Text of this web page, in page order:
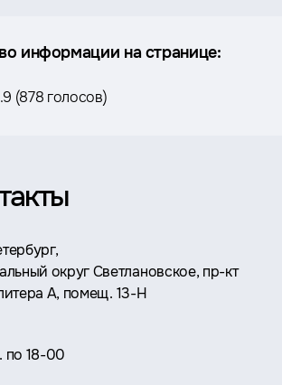
информации на странице:
(878 голосов)
округ Светлановское, пр-кт
литера А, помещ. 13-Н
по 18-00